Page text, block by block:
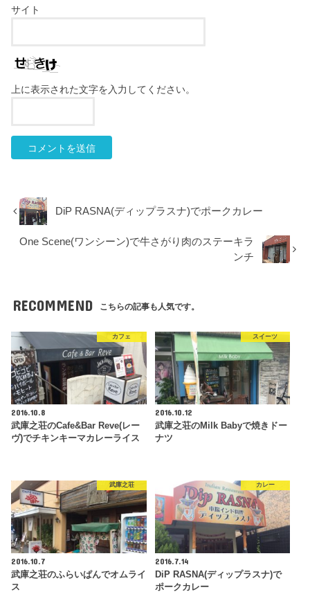
サイト
上に表示された文字を入力してください。
DiP RASNA(ディップラスナ)でポークカレー
One Scene(ワンシーン)で牛さがり肉のステーキラ
ンチ
RECOMMEND こちらの記事も人気です。
カフェ
2016.10.8
武庫之荘のCafe&Bar Reve(レー
ヴ)でチキンキーマカレーライス
スイーツ
2016.10.12
武庫之荘のMilk Babyで焼きドー
ナツ
武庫之荘
2016.10.7
武庫之荘のふらいぱんでオムライ
ス
カレー
2016.7.14
DiP RASNA(ディップラスナ)で
ポークカレー